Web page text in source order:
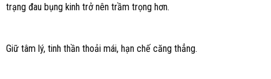
trạng đau bụng kinh trở nên trầm trọng hơn.
Giữ tâm lý, tinh thần thoải mái, hạn chế căng thẳng.